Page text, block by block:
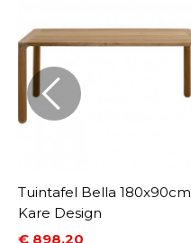
Tuintafel Bella 180x90cm
Kare Design
€ 898,20